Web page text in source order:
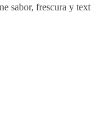
sabor, frescura y